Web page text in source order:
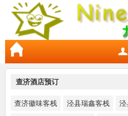
查济酒店预订
查济徽味客栈 泾县瑞鑫客栈 泾